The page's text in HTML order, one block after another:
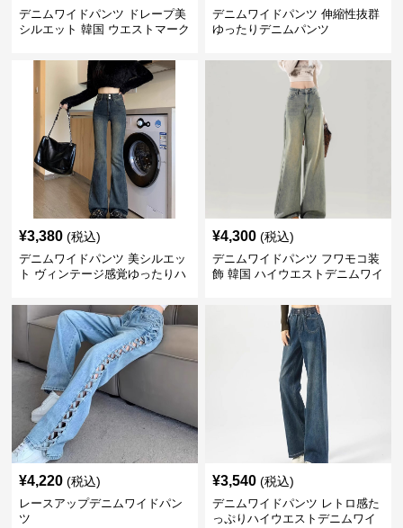
デニムワイドパンツ ドレープ美
シルエット 韓国 ウエストマーク
デニムワイドパンツ 伸縮性抜群
ゆったりデニムパンツ
¥3,380 (税込)
デニムワイドパンツ 美シルエッ
ト ヴィンテージ感覚ゆったりハ
¥4,300 (税込)
デニムワイドパンツ フワモコ装
飾 韓国 ハイウエストデニムワイ
¥4,220 (税込)
レースアップデニムワイドパン
ツ
¥3,540 (税込)
デニムワイドパンツ レトロ感た
っぷりハイウエストデニムワイ